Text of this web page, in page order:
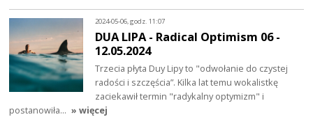
2024-05-06, godz. 11:07
DUA LIPA - Radical Optimism 06 -
12.05.2024
Trzecia płyta Duy Lipy to "odwołanie do czystej
radości i szczęścia”. Kilka lat temu wokalistkę
zaciekawił termin "radykalny optymizm" i
postanowiła… » więcej